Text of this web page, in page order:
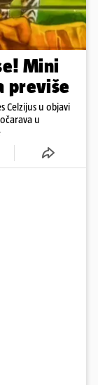
Mini
previše
Celzijus u objavi
u